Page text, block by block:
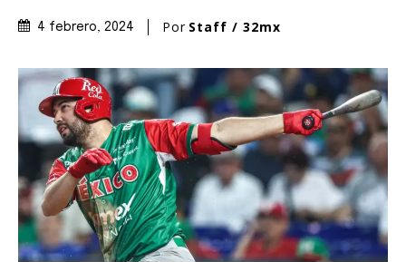
4 febrero, 2024 Por Staff / 32mx